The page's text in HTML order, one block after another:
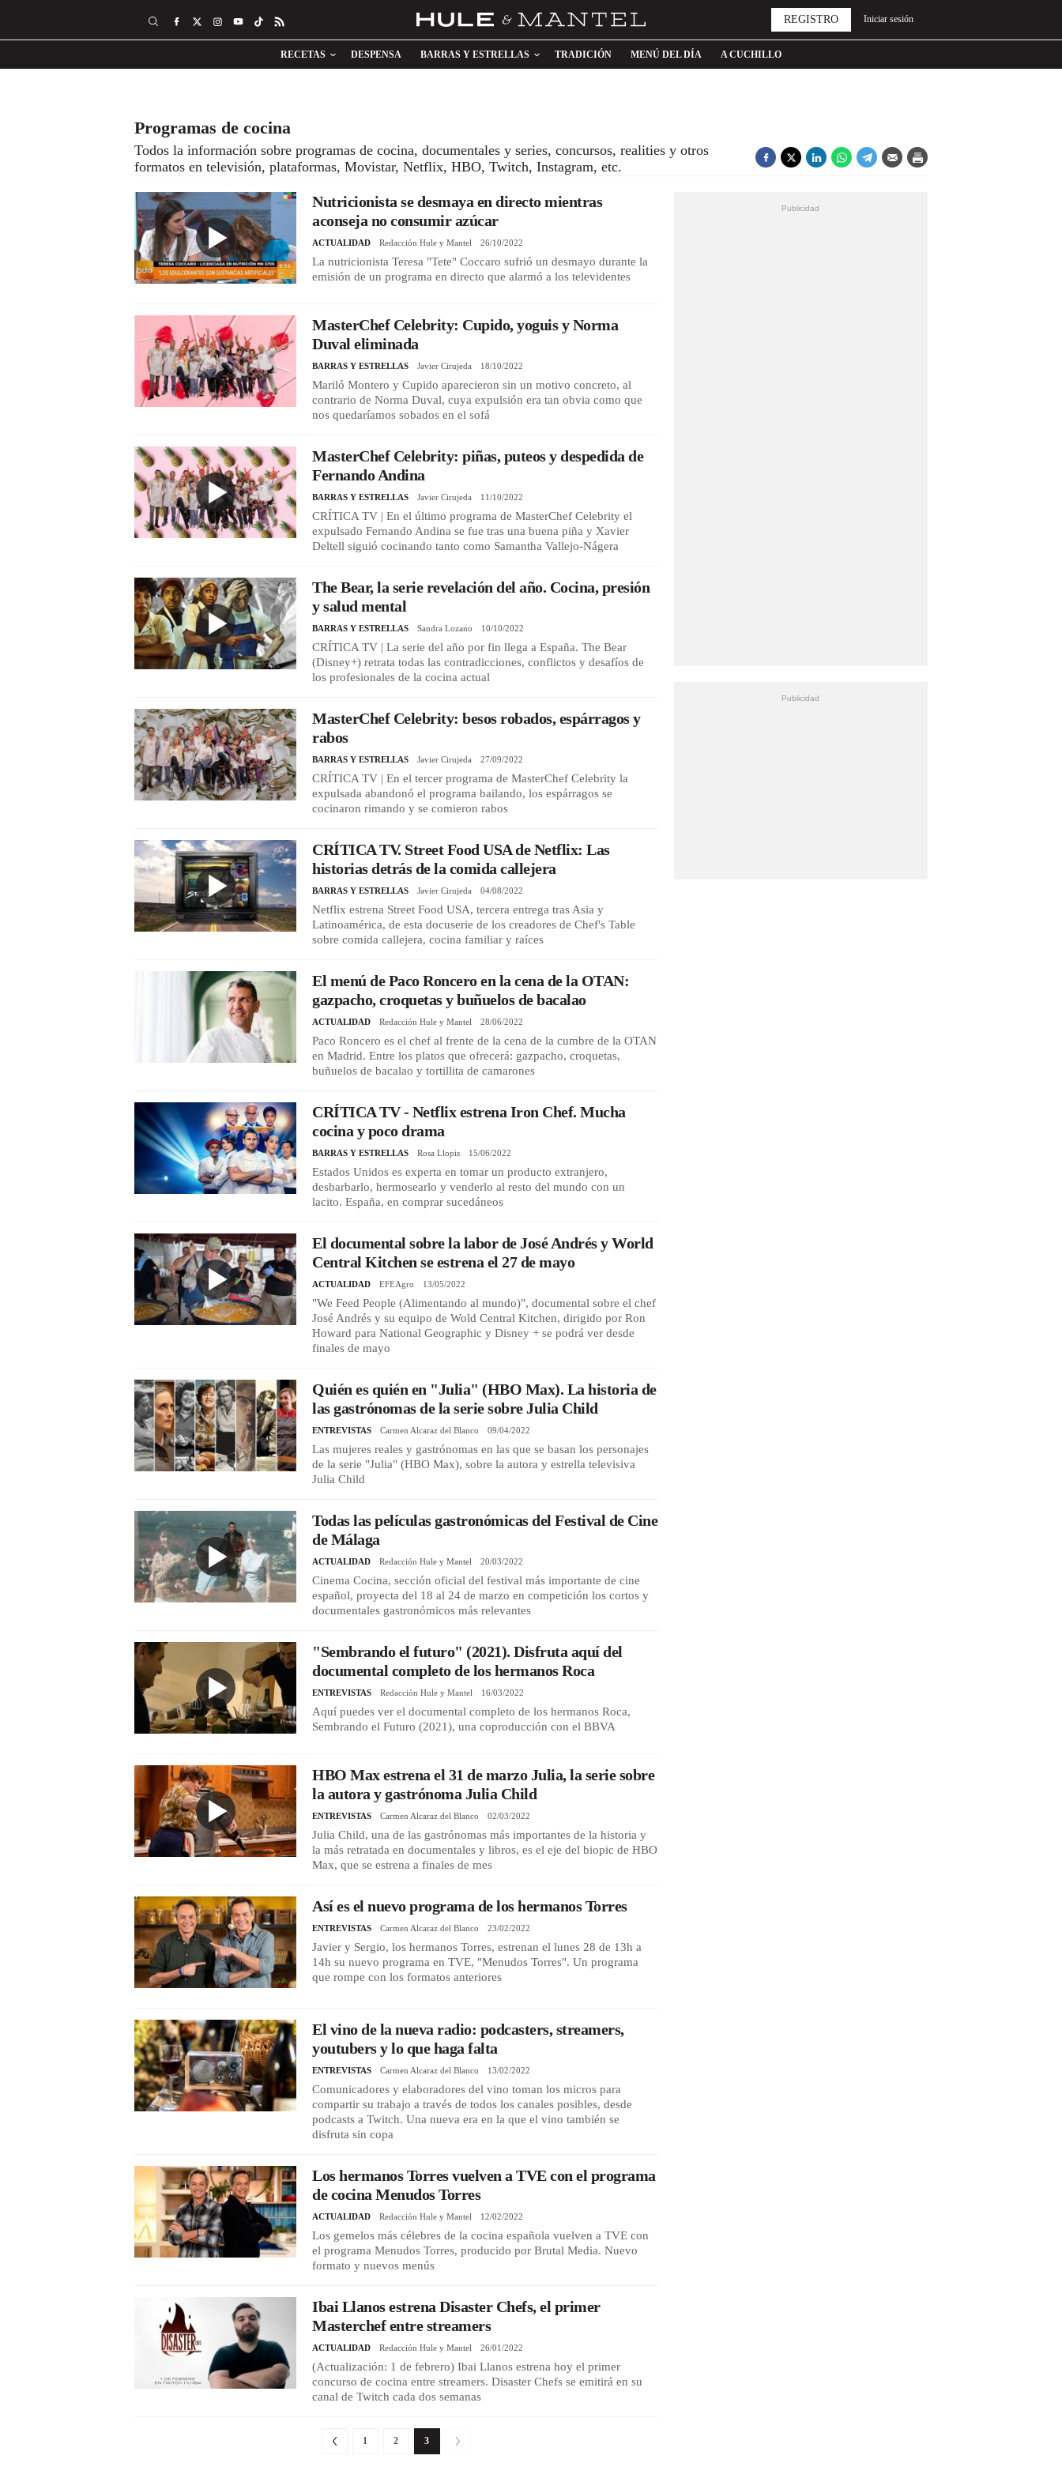
RECETAS DESPENSA BARRAS Y ESTRELLAS TRADICIÓN MENÚ DEL DÍA A CUCHILLO
REGISTRO Iniciar sesión
Programas de cocina
Todos la información sobre programas de cocina, documentales y series, concursos, realities y otros
formatos en televisión, plataformas, Movistar, Netflix, HBO, Twitch, Instagram, etc.
Nutricionista se desmaya en directo mientras
aconseja no consumir azúcar
ACTUALIDAD Redacción Hule y Mantel 26/10/2022
La nutricionista Teresa "Tete" Coccaro sufrió un desmayo durante la
emisión de un programa en directo que alarmó a los televidentes
MasterChef Celebrity: Cupido, yoguis y Norma
Duval eliminada
BARRAS Y ESTRELLAS Javier Cirujeda 18/10/2022
Mariló Montero y Cupido aparecieron sin un motivo concreto, al
contrario de Norma Duval, cuya expulsión era tan obvia como que
nos quedaríamos sobados en el sofá
MasterChef Celebrity: piñas, puteos y despedida de
Fernando Andina
BARRAS Y ESTRELLAS Javier Cirujeda 11/10/2022
CRÍTICA TV | En el último programa de MasterChef Celebrity el
expulsado Fernando Andina se fue tras una buena piña y Xavier
Deltell siguió cocinando tanto como Samantha Vallejo-Nágera
The Bear, la serie revelación del año. Cocina, presión
y salud mental
BARRAS Y ESTRELLAS Sandra Lozano 10/10/2022
CRÍTICA TV | La serie del año por fin llega a España. The Bear
(Disney+) retrata todas las contradicciones, conflictos y desafíos de
los profesionales de la cocina actual
MasterChef Celebrity: besos robados, espárragos y
rabos
BARRAS Y ESTRELLAS Javier Cirujeda 27/09/2022
CRÍTICA TV | En el tercer programa de MasterChef Celebrity la
expulsada abandonó el programa bailando, los espárragos se
cocinaron rimando y se comieron rabos
CRÍTICA TV. Street Food USA de Netflix: Las
historias detrás de la comida callejera
BARRAS Y ESTRELLAS Javier Cirujeda 04/08/2022
Netflix estrena Street Food USA, tercera entrega tras Asia y
Latinoamérica, de esta docuserie de los creadores de Chef's Table
sobre comida callejera, cocina familiar y raíces
El menú de Paco Roncero en la cena de la OTAN:
gazpacho, croquetas y buñuelos de bacalao
ACTUALIDAD Redacción Hule y Mantel 28/06/2022
Paco Roncero es el chef al frente de la cena de la cumbre de la OTAN
en Madrid. Entre los platos que ofrecerá: gazpacho, croquetas,
buñuelos de bacalao y tortillita de camarones
CRÍTICA TV - Netflix estrena Iron Chef. Mucha
cocina y poco drama
BARRAS Y ESTRELLAS Rosa Llopis 15/06/2022
Estados Unidos es experta en tomar un producto extranjero,
desbarbarlo, hermosearlo y venderlo al resto del mundo con un
lacito. España, en comprar sucedáneos
El documental sobre la labor de José Andrés y World
Central Kitchen se estrena el 27 de mayo
ACTUALIDAD EFEAgro 13/05/2022
"We Feed People (Alimentando al mundo)", documental sobre el chef
José Andrés y su equipo de Wold Central Kitchen, dirigido por Ron
Howard para National Geographic y Disney + se podrá ver desde
finales de mayo
Quién es quién en "Julia" (HBO Max). La historia de
las gastrónomas de la serie sobre Julia Child
ENTREVISTAS Carmen Alcaraz del Blanco 09/04/2022
Las mujeres reales y gastrónomas en las que se basan los personajes
de la serie "Julia" (HBO Max), sobre la autora y estrella televisiva
Julia Child
Todas las películas gastronómicas del Festival de Cine
de Málaga
ACTUALIDAD Redacción Hule y Mantel 20/03/2022
Cinema Cocina, sección oficial del festival más importante de cine
español, proyecta del 18 al 24 de marzo en competición los cortos y
documentales gastronómicos más relevantes
"Sembrando el futuro" (2021). Disfruta aquí del
documental completo de los hermanos Roca
ENTREVISTAS Redacción Hule y Mantel 16/03/2022
Aquí puedes ver el documental completo de los hermanos Roca,
Sembrando el Futuro (2021), una coproducción con el BBVA
HBO Max estrena el 31 de marzo Julia, la serie sobre
la autora y gastrónoma Julia Child
ENTREVISTAS Carmen Alcaraz del Blanco 02/03/2022
Julia Child, una de las gastrónomas más importantes de la historia y
la más retratada en documentales y libros, es el eje del biopic de HBO
Max, que se estrena a finales de mes
Así es el nuevo programa de los hermanos Torres
ENTREVISTAS Carmen Alcaraz del Blanco 23/02/2022
Javier y Sergio, los hermanos Torres, estrenan el lunes 28 de 13h a
14h su nuevo programa en TVE, "Menudos Torres". Un programa
que rompe con los formatos anteriores
El vino de la nueva radio: podcasters, streamers,
youtubers y lo que haga falta
ENTREVISTAS Carmen Alcaraz del Blanco 13/02/2022
Comunicadores y elaboradores del vino toman los micros para
compartir su trabajo a través de todos los canales posibles, desde
podcasts a Twitch. Una nueva era en la que el vino también se
disfruta sin copa
Los hermanos Torres vuelven a TVE con el programa
de cocina Menudos Torres
ACTUALIDAD Redacción Hule y Mantel 12/02/2022
Los gemelos más célebres de la cocina española vuelven a TVE con
el programa Menudos Torres, producido por Brutal Media. Nuevo
formato y nuevos menús
Ibai Llanos estrena Disaster Chefs, el primer
Masterchef entre streamers
ACTUALIDAD Redacción Hule y Mantel 26/01/2022
(Actualización: 1 de febrero) Ibai Llanos estrena hoy el primer
concurso de cocina entre streamers. Disaster Chefs se emitirá en su
canal de Twitch cada dos semanas
1 2 3